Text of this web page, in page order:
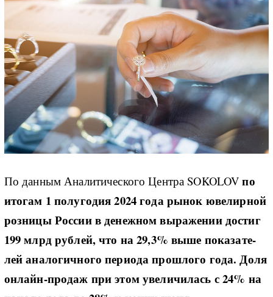
По дан­ным Ана­ли­ти­че­ско­го Цен­т­ра SOKOLOVпо
ито­гам 1 по­лу­го­дия 2024 го­да ры­нок юве­ли­р­ной
роз­ни­цы Рос­сии в де­не­ж­ном вы­ра­же­нии до­стиг
199 млрд руб­лей, что на 29,3% вы­ше по­ка­за­те­
лей ана­ло­ги­ч­но­го пе­ри­о­да про­ш­ло­го го­да. До­ля
он­лайн-­про­даж при этом уве­ли­чи­лась с 24% на